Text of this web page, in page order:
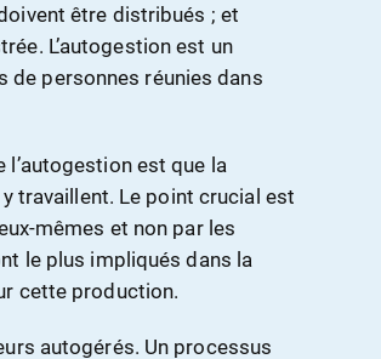
être distribués ; et
L’autogestion est un
personnes réunies dans
l’autogestion est que la
travaillent. Le point crucial est
mêmes et non par les
le plus impliqués dans la
cette production.
autogérés. Un processus